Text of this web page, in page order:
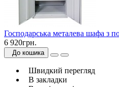
Господарська металева шафа з
6 920грн.
До кошика
Швидкий перегляд
В закладки